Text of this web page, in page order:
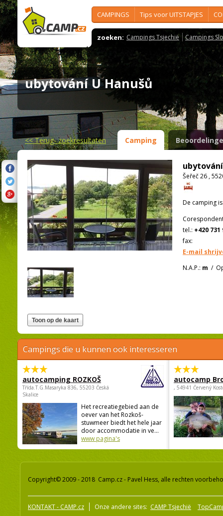
CAMPINGS Tips voor UITSTAPJES
zoeken: Campings Tsjechië Campings
ubytování U Hanušů
<<Terug- zoekresultaten Camping
Šeřeč 26 ,
De camping
tel.: +420 731
fax:
E-mail
N.A.P.: m /
Campings die u kunnen ook interesseren
autocamping ROZKOŠ
Třída.T.G.Masaryka 836, 55203 Česká
Skalice
Het recreatiegebied aan de
oever van het Rozkoš-
stuwmeer biedt het hele jaar
door accommodatie in ve...
www pagina's
autocamp
, 54941 Červený
Copyright© 2009 - 2018 Camp.cz - Pavel Hess, alle rechten
KONTAKT - CAMP.cz Onze andere sites: CAMP Tsjechië